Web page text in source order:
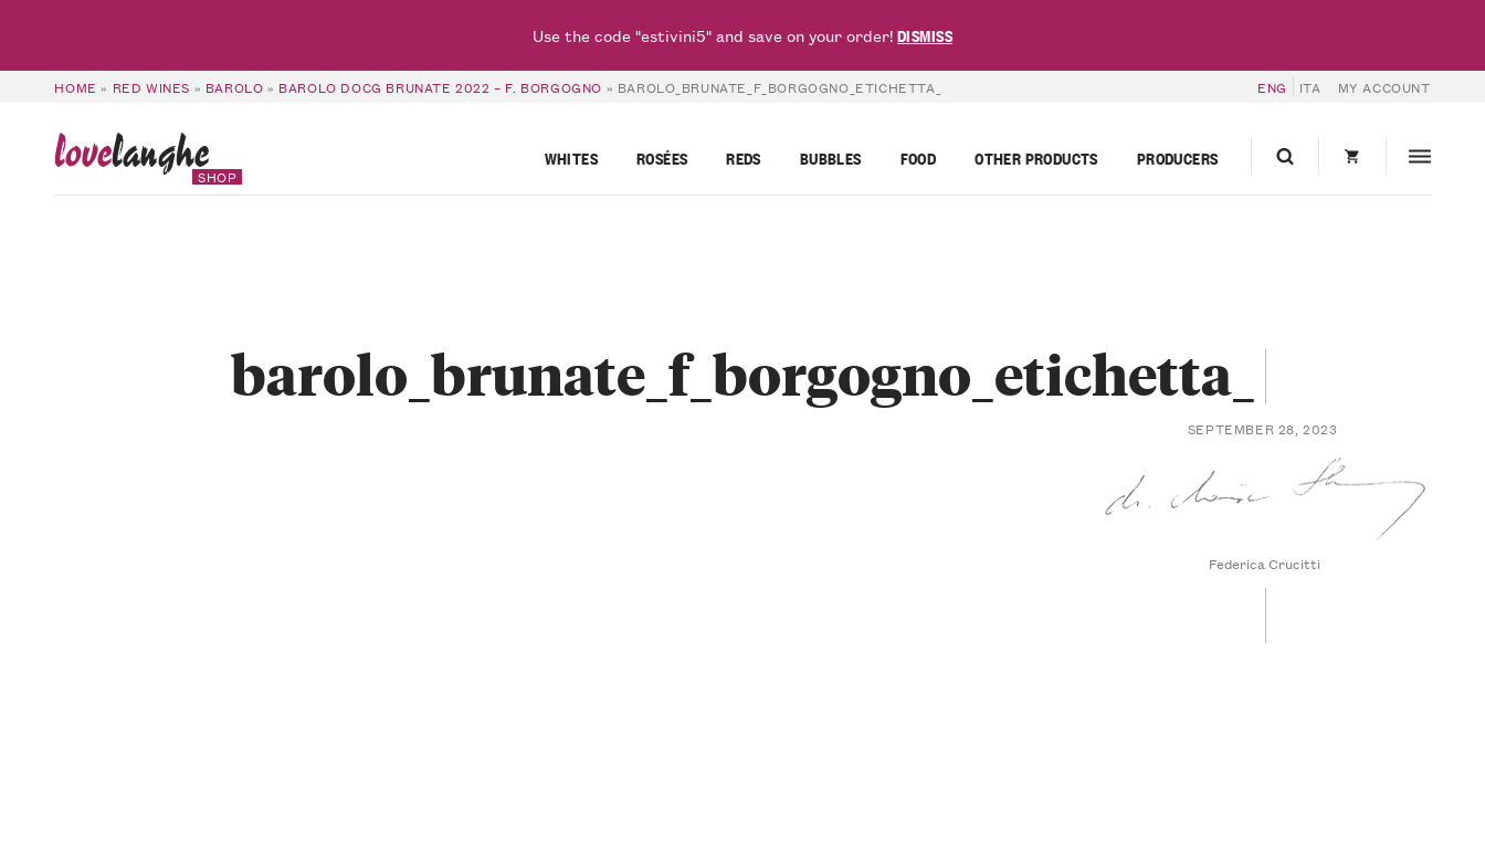
HOME » RED WINES » BAROLO » BAROLO DOCG BRUNATE 2022 – F. BORGOGNO » BAROLO_BRUNATE_F_BORGOGNO_ETICHETTA_ ENG ITA MY ACCOUNT
lovelanghe
SHOP
WHITES ROSÉES REDS BUBBLES FOOD OTHER PRODUCTS PRODUCERS
barolo_brunate_f_borgogno_etichetta_
SEPTEMBER 28, 2023
Federica Crucitti
Use the code "estivini5" and save on your order!DISMISS